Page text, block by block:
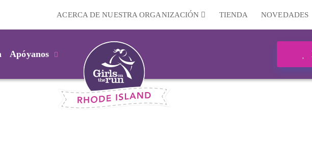
ACERCA DE NUESTRA ORGANIZACIÓN TIENDA NOVEDADES
Apóyanos